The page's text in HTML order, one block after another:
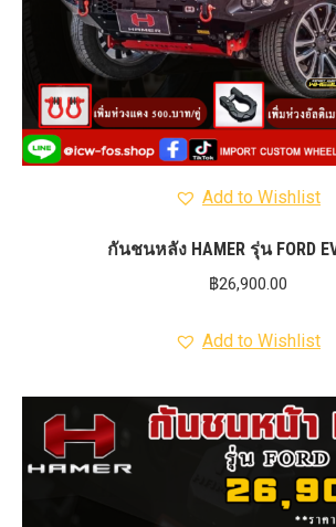
Add to Wishlist
กันชนหลัง HAMER รุ่น FORD
฿26,900.00
Add to Wishlist